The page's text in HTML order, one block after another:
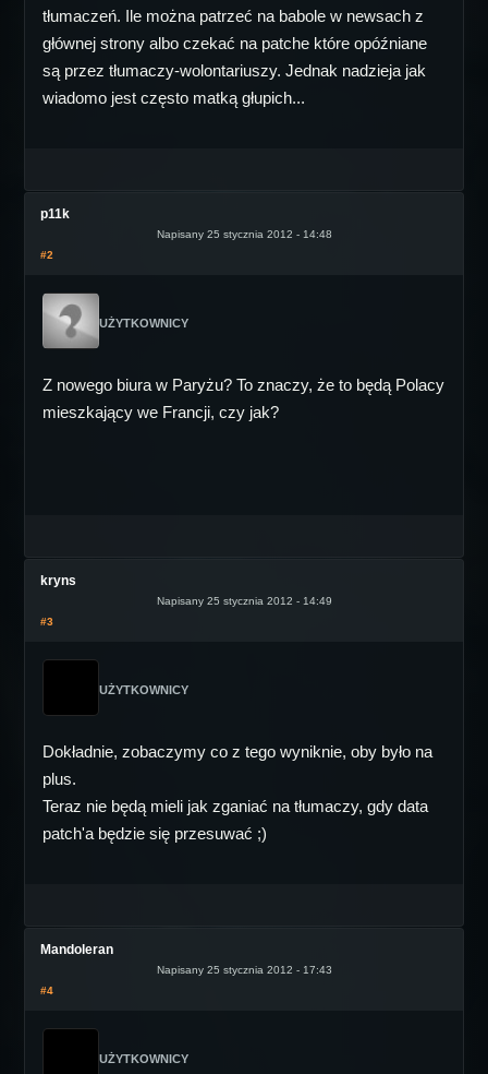
tłumaczeń. Ile można patrzeć na babole w newsach z
głównej strony albo czekać na patche które opóźniane
są przez tłumaczy-wolontariuszy. Jednak nadzieja jak
wiadomo jest często matką głupich...
p11k
Napisany 25 stycznia 2012 - 14:48
#2
UŻYTKOWNICY
Z nowego biura w Paryżu? To znaczy, że to będą Polacy
mieszkający we Francji, czy jak?
kryns
Napisany 25 stycznia 2012 - 14:49
#3
UŻYTKOWNICY
Dokładnie, zobaczymy co z tego wyniknie, oby było na
plus.
Teraz nie będą mieli jak zganiać na tłumaczy, gdy data
patch'a będzie się przesuwać ;)
Mandoleran
Napisany 25 stycznia 2012 - 17:43
#4
UŻYTKOWNICY